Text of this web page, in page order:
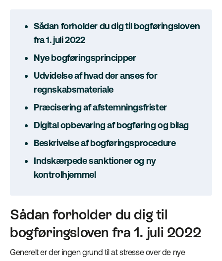
Sådan forholder du dig til bogføringsloven
fra 1. juli 2022
Nye bogføringsprincipper
Udvidelse af hvad der anses for
regnskabsmateriale
Præcisering af afstemningsfrister
Digital opbevaring af bogføring og bilag
Beskrivelse af bogføringsprocedure
Indskærpede sanktioner og ny
kontrolhjemmel
Sådan forholder du dig til
bogføringsloven fra 1. juli 2022
Generelt er der ingen grund til at stresse over de nye